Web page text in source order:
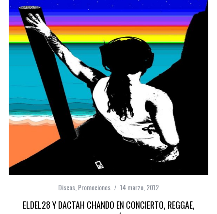
Discos Promociones 14 marzo, 2012
ELDEL28 Y DACTAH CHANDO EN CONCIERTO, REGGAE,